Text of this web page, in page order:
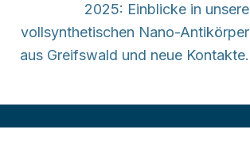
2025: Einblicke in unsere
vollsynthetischen Nano-Antikörper
aus Greifswald und neue Kontakte.